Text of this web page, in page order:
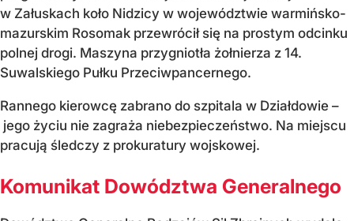
w Załuskach koło Nidzicy w województwie warmińsko-
mazurskim Rosomak przewrócił się na prostym odcinku
polnej drogi. Maszyna przygniotła żołnierza z 14.
Suwalskiego Pułku Przeciwpancernego.
Rannego kierowcę zabrano do szpitala w Działdowie –
jego życiu nie zagraża niebezpieczeństwo. Na miejscu
pracują śledczy z prokuratury wojskowej.
Komunikat Dowództwa Generalnego